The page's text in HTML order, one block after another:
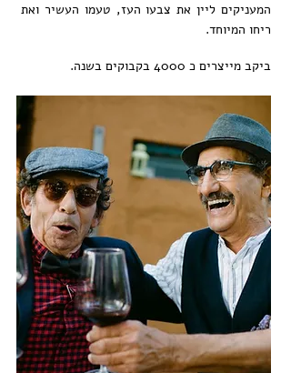
המעניקים ליין את צבעו העז, טעמו העשיר ואת
ריחו המיוחד.
ביקב מייצרים כ 4000 בקבוקים בשנה.